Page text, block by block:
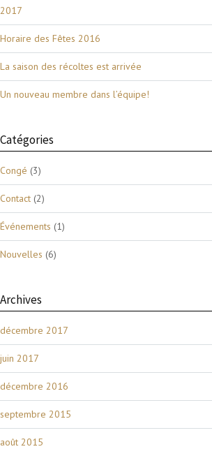
2017
Horaire des Fêtes 2016
La saison des récoltes est arrivée
Un nouveau membre dans l’équipe!
Catégories
Congé (3)
Contact (2)
Événements (1)
Nouvelles (6)
Archives
décembre 2017
juin 2017
décembre 2016
septembre 2015
août 2015